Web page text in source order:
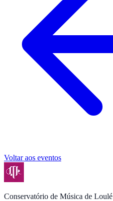
Voltar aos eventos
Conservatório de Música de Loulé